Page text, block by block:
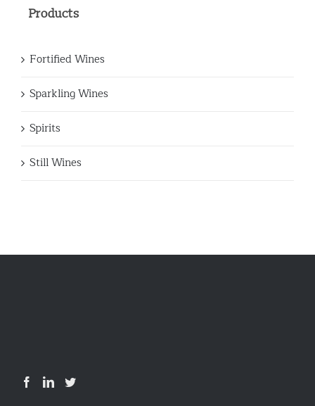
Products
Fortified Wines
Sparkling Wines
Spirits
Still Wines